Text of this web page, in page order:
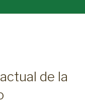
de la